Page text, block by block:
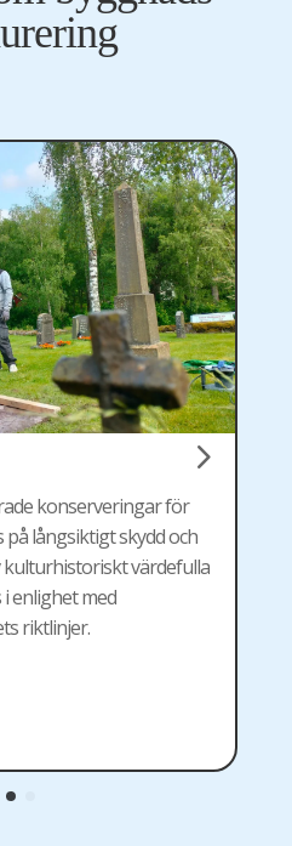
konserveringar för
långsiktigt skydd och
värdefulla
enlighet med
riktlinjer.